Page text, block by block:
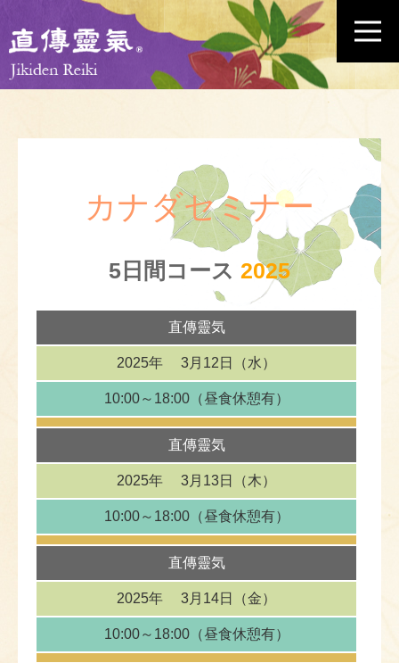
カナダセミナー
5日間コース 2025
直傳靈気
2025年 3月12日（水）
10:00～18:00（昼食休憩有）
直傳靈気
2025年 3月13日（木）
10:00～18:00（昼食休憩有）
直傳靈気
2025年 3月14日（金）
10:00～18:00（昼食休憩有）